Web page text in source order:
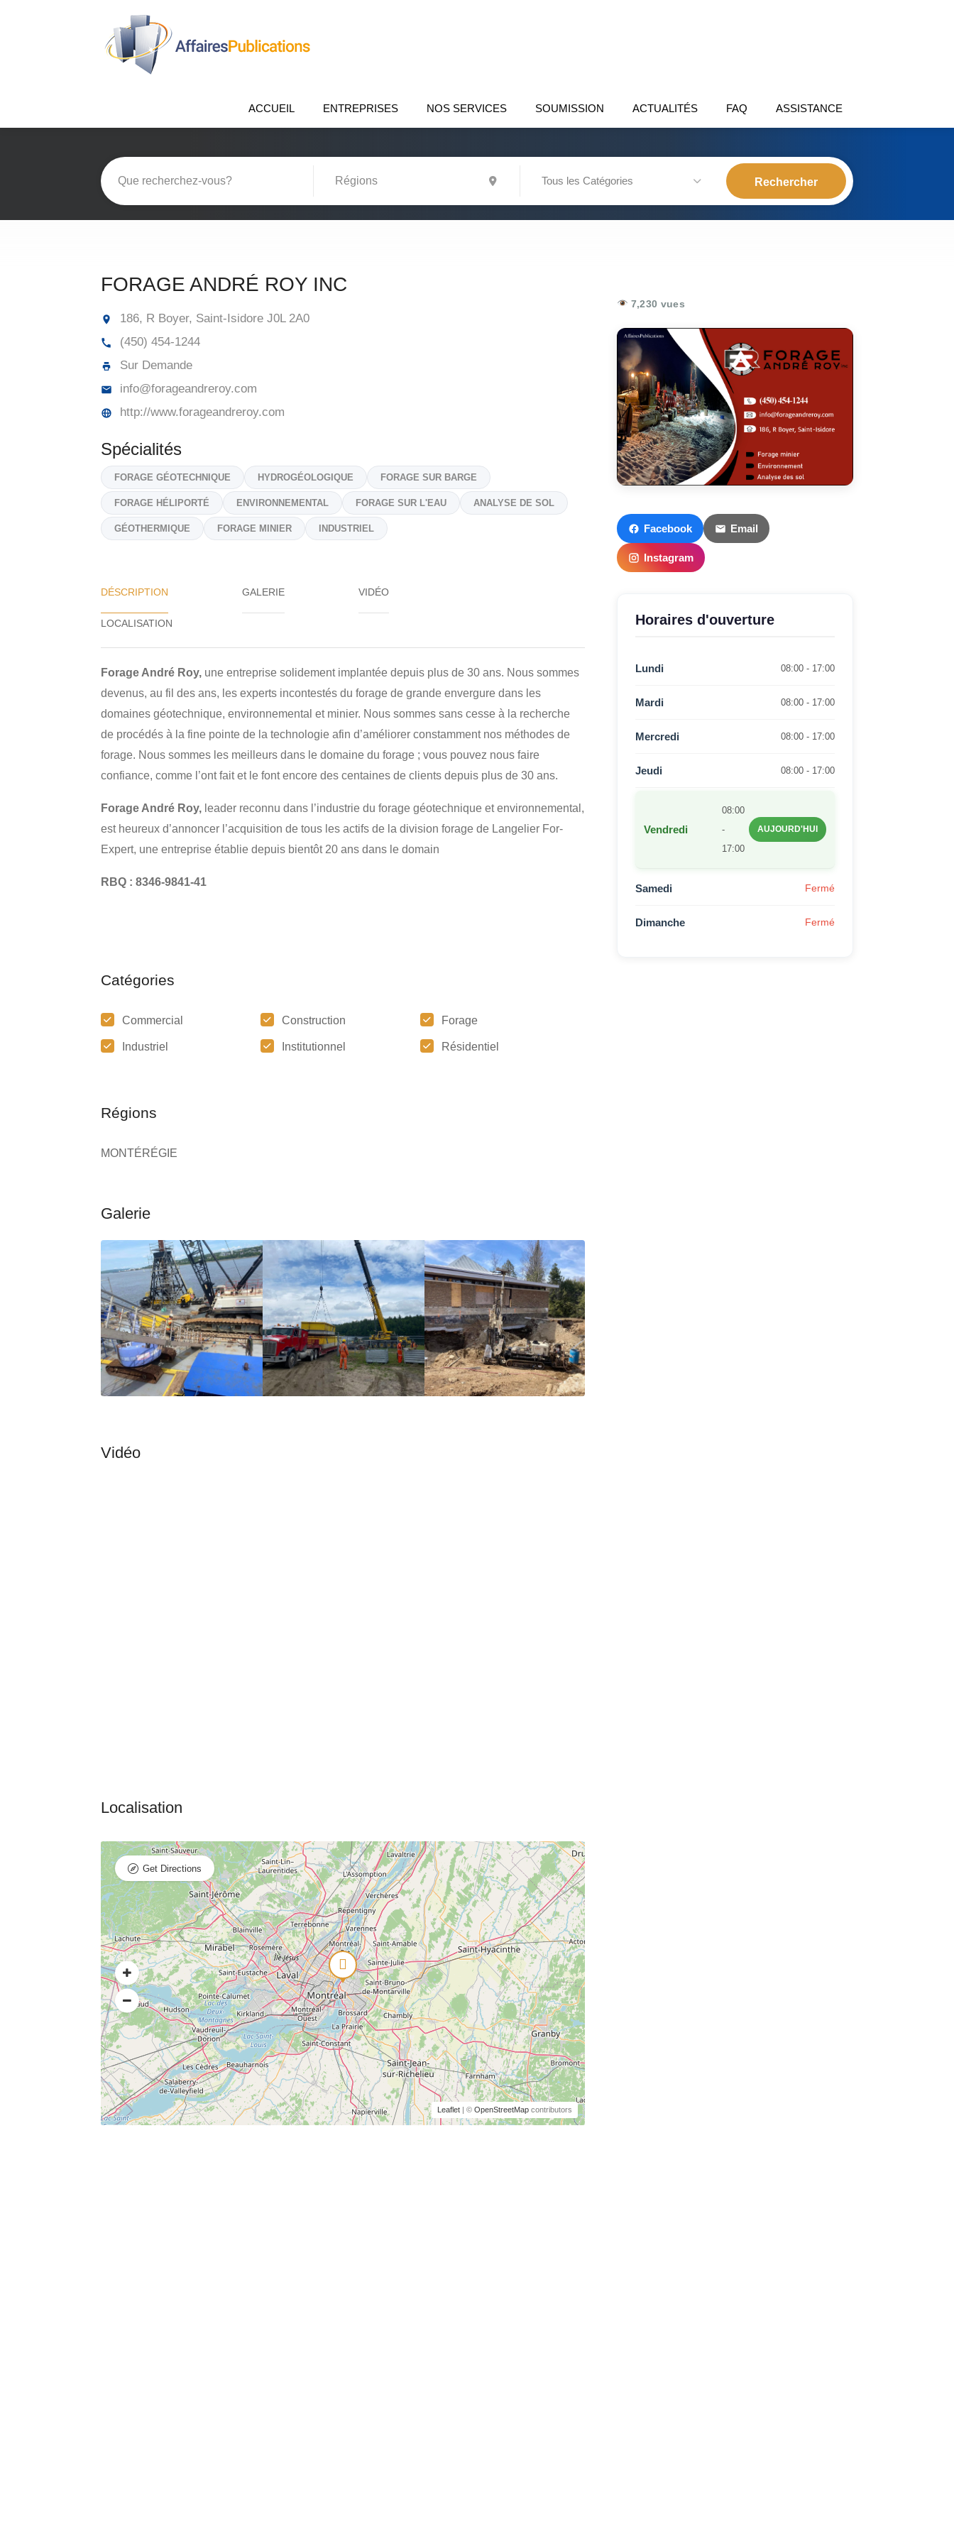
ACCUEIL ENTREPRISES NOS SERVICES SOUMISSION ACTUALITÉS FAQ ASSISTANCE
Tous les Catégories
FORAGE ANDRÉ ROY INC
186, R Boyer, Saint-Isidore J0L 2A0
(450) 454-1244
Sur Demande
info@forageandreroy.com
http://www.forageandreroy.com
Spécialités
FORAGE GÉOTECHNIQUE HYDROGÉOLOGIQUE FORAGE SUR BARGE
FORAGE HÉLIPORTÉ ENVIRONNEMENTAL FORAGE SUR L'EAU ANALYSE DE SOL
GÉOTHERMIQUE FORAGE MINIER INDUSTRIEL
DÉSCRIPTION GALERIE VIDÉO
Forage André Roy, une entreprise solidement implantée depuis plus de 30 ans. Nous sommes
devenus, au fil des ans, les experts incontestés du forage de grande envergure dans les
domaines géotechnique, environnemental et minier. Nous sommes sans cesse à la recherche
de procédés à la fine pointe de la technologie afin d’améliorer constamment nos méthodes de
forage. Nous sommes les meilleurs dans le domaine du forage ; vous pouvez nous faire
confiance, comme l’ont fait et le font encore des centaines de clients depuis plus de 30 ans.
Forage André Roy, leader reconnu dans l’industrie du forage géotechnique et environnemental,
est heureux d’annoncer l’acquisition de tous les actifs de la division forage de Langelier For-
Expert, une entreprise établie depuis bientôt 20 ans dans le domain
RBQ : 8346-9841-41
Catégories
Commercial Construction Forage
Industriel Institutionnel Résidentiel
Régions
MONTÉRÉGIE
Leaflet| © OpenStreetMapcontributors
Get Directions
7,230 vues
Facebook Email
Instagram
Horaires d'ouverture
Lundi 08:00 - 17:00
Mardi 08:00 - 17:00
Mercredi 08:00 - 17:00
Jeudi 08:00 - 17:00
Vendredi
08:00
-
17:00
AUJOURD'HUI
Samedi Fermé
Dimanche Fermé